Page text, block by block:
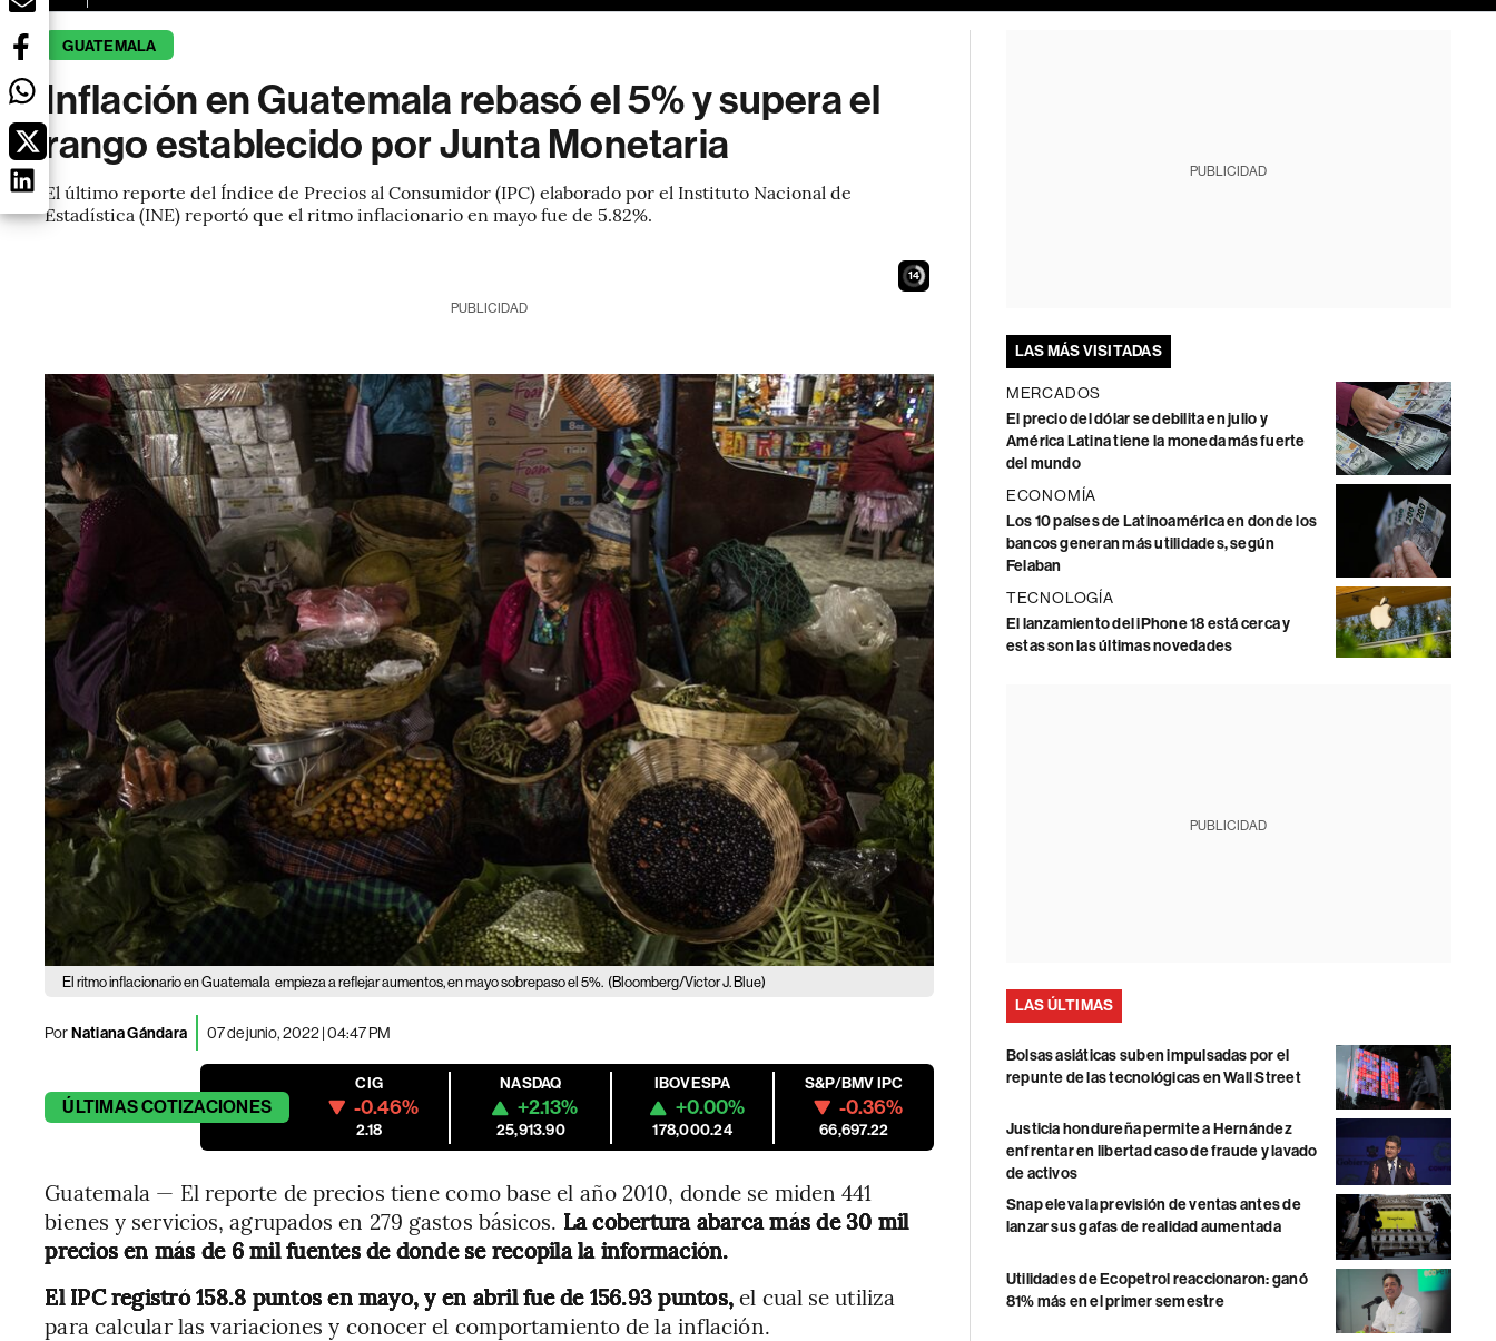
GUATEMALA
Inflación en Guatemala rebasó el 5% y supera el
rango establecido por Junta Monetaria
El último reporte del Índice de Precios al Consumidor (IPC) elaborado por el Instituto Nacional de
Estadística (INE) reportó que el ritmo inflacionario en mayo fue de 5.82%.
13
PUBLICIDAD
El ritmo inflacionario en Guatemala empieza a reflejar aumentos, en mayo sobrepaso el 5%. (Bloomberg/Victor J. Blue)
PorNatiana Gándara 07 de junio, 2022 | 04:47 PM
ÚLTIMASCOTIZACIONES
CIG
-0.46%
2.18
NASDAQ
+2.13%
25,913.90
IBOVESPA
+0.00%
178,000.24
S&P/BMV IPC
-0.36%
66,697.22
Guatemala — El reporte de precios tiene como base el año 2010, donde se miden 441
bienes y servicios, agrupados en 279 gastos básicos. La cobertura abarca más de 30 mil
precios en más de 6 mil fuentes de donde se recopila la información.
El IPC registró 158.8 puntos en mayo, y en abril fue de 156.93 puntos,el cual se utiliza
para calcular las variaciones y conocer el comportamiento de la inflación.
PUBLICIDAD
LAS MÁS VISITADAS
MERCADOS
El precio del dólar se debilita en julio y
América Latina tiene la moneda más fuerte
del mundo
ECONOMÍA
Los 10 países de Latinoamérica en donde los
bancos generan más utilidades, según
Felaban
TECNOLOGÍA
El lanzamiento del iPhone 18 está cerca y
estas son las últimas novedades
PUBLICIDAD
LAS ÚLTIMAS
Bolsas asiáticas suben impulsadas por el
repunte de las tecnológicas en Wall Street
Justicia hondureña permite a Hernández
enfrentar en libertad caso de fraude y lavado
de activos
Snap eleva la previsión de ventas antes de
lanzar sus gafas de realidad aumentada
Utilidades de Ecopetrol reaccionaron: ganó
81% más en el primer semestre